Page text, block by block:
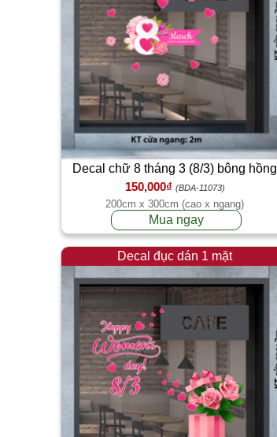
Decal chữ 8 tháng 3 (8/3) bông hồng
yêu thương
150,000₫ (BDA-11073)
200cm x 300cm (cao x ngang)
Mua ngay
Decal đục dán 1 mặt